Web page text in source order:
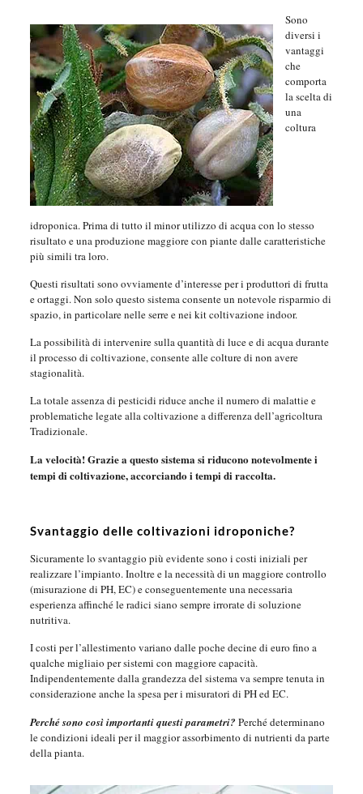
Sono
diversi i
vantaggi
che
comporta
la scelta di
una
coltura
idroponica. Prima di tutto il minor utilizzo di acqua con lo stesso
risultato e una produzione maggiore con piante dalle caratteristiche
più simili tra loro.
Questi risultati sono ovviamente d’interesse per i produttori di frutta
e ortaggi. Non solo questo sistema consente un notevole risparmio di
spazio, in particolare nelle serre e nei kit coltivazione indoor.
La possibilità di intervenire sulla quantità di luce e di acqua durante
il processo di coltivazione, consente alle colture di non avere
stagionalità.
La totale assenza di pesticidi riduce anche il numero di malattie e
problematiche legate alla coltivazione a differenza dell’agricoltura
Tradizionale.
La velocità! Grazie a questo sistema si riducono notevolmente i
tempi di coltivazione, accorciando i tempi di raccolta.
Svantaggio delle coltivazioni idroponiche?
Sicuramente lo svantaggio più evidente sono i costi iniziali per
realizzare l’impianto. Inoltre e la necessità di un maggiore controllo
(misurazione di PH, EC) e conseguentemente una necessaria
esperienza affinché le radici siano sempre irrorate di soluzione
nutritiva.
I costi per l’allestimento variano dalle poche decine di euro fino a
qualche migliaio per sistemi con maggiore capacità.
Indipendentemente dalla grandezza del sistema va sempre tenuta in
considerazione anche la spesa per i misuratori di PH ed EC.
Perché sono così importanti questi parametri? Perché determinano
le condizioni ideali per il maggior assorbimento di nutrienti da parte
della pianta.